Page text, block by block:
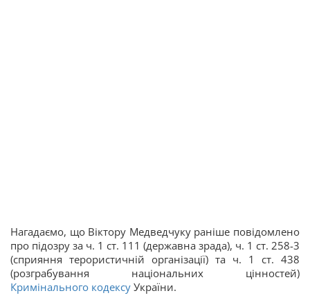
Нагадаємо, що Віктору Медведчуку раніше повідомлено
про підозру за ч. 1 ст. 111 (державна зрада), ч. 1 ст. 258-3
(сприяння терористичній організації) та ч. 1 ст. 438
(розграбування національних цінностей)
Кримінального кодексу України.